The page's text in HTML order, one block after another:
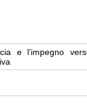
e l’impegno